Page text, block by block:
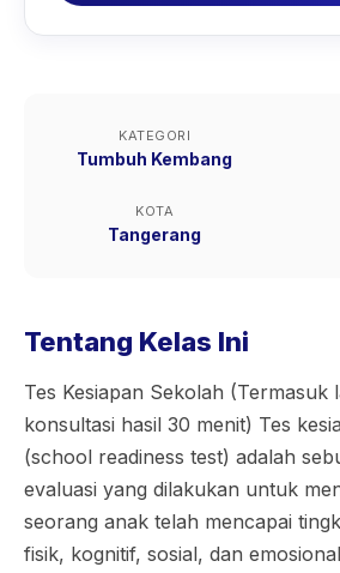
KATEGORI
Tumbuh Kembang
KOTA
Tangerang
Tentang Kelas Ini
Tes Kesiapan Sekolah (Termasuk
konsultasi hasil 30 menit) Tes
(school readiness test) adalah
evaluasi yang dilakukan untuk
seorang anak telah mencapai
fisik, kognitif, sosial, dan